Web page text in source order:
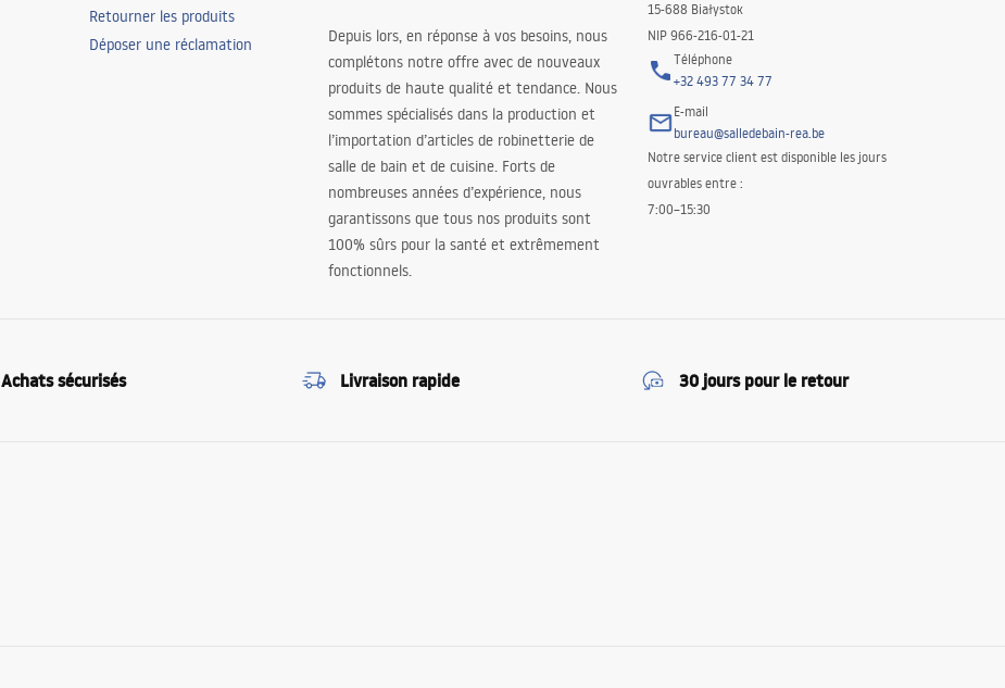
Retourner les produits
Déposer une réclamation
Depuis lors, en réponse à vos besoins, nous
complétons notre offre avec de nouveaux
produits de haute qualité et tendance. Nous
sommes spécialisés dans la production et
l’importation d’articles de robinetterie de
salle de bain et de cuisine. Forts de
nombreuses années d’expérience, nous
garantissons que tous nos produits sont
100% sûrs pour la santé et extrêmement
fonctionnels.
15-688 Białystok
NIP 966-216-01-21
Téléphone
+32 493 77 34 77
E-mail
bureau@salledebain-rea.be
Notre service client est disponible les jours
ouvrables entre :
7:00–15:30
Achats sécurisés Livraison rapide 30 jours pour le retour